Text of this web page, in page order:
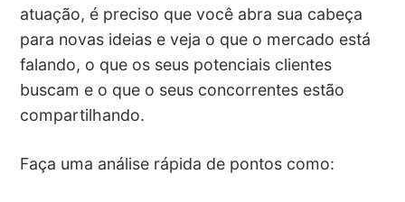
atuação, é preciso que você abra sua cabeça
para novas ideias e veja o que o mercado está
falando, o que os seus potenciais clientes
buscam e o que o seus concorrentes estão
compartilhando.
Faça uma análise rápida de pontos como: